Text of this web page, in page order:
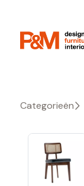
Categorieën